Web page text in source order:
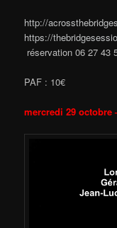
http://
https://
réservation 06 27 43
PAF : 10€
mercredi 29 octobre